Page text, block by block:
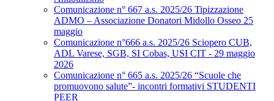
Comunicazione n° 667 a.s. 2025/26 Tipizzazione
ADMO – Associazione Donatori Midollo Osseo 25
maggio
Comunicazione n°666 a.s. 2025/26 Sciopero CUB,
ADL Varese, SGB, SI Cobas, USI CIT - 29 maggio
2026
Comunicazione n° 665 a.s. 2025/26 “Scuole che
promuovono salute”- incontri formativi STUDENTI
PEER